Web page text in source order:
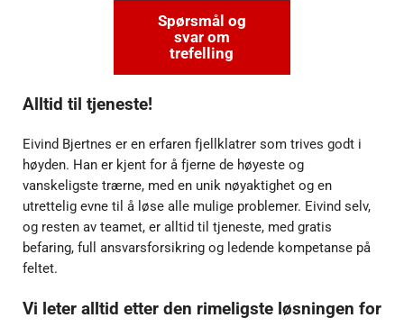
Spørsmål og
svar om
trefelling
Alltid til tjeneste!
Eivind Bjertnes er en erfaren fjellklatrer som trives godt i
høyden. Han er kjent for å fjerne de høyeste og
vanskeligste trærne, med en unik nøyaktighet og en
utrettelig evne til å løse alle mulige problemer. Eivind selv,
og resten av teamet, er alltid til tjeneste, med gratis
befaring, full ansvarsforsikring og ledende kompetanse på
feltet.
Vi leter alltid etter den rimeligste løsningen for